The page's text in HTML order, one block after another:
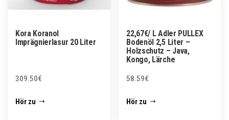
Kora Koranol
Imprägnierlasur 20 Liter
309.50€
Hör zu
22,67€/ L Adler PULLEX
Bodenöl 2,5 Liter –
Holzschutz – Java,
Kongo, Lärche
58.59€
Hör zu